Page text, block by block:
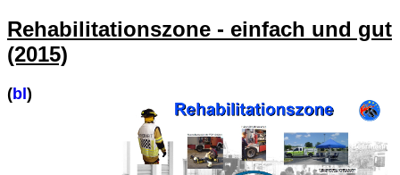
Rehabilitationszone - einfach und gut
(2015)
(bl )